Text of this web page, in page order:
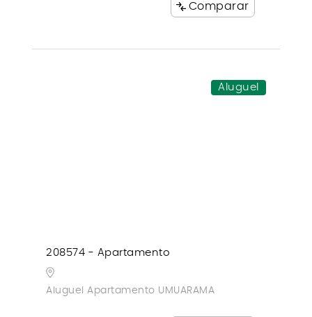
Comparar
Aluguel
208574 - Apartamento
Aluguel Apartamento UMUARAMA